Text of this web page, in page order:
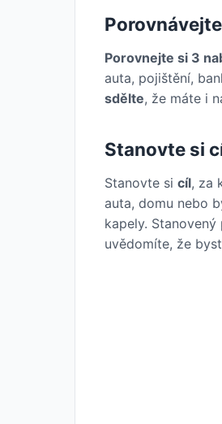
Porovnejte si 3
auta, pojištění,
sdělte, že máte i
Stanovte si
Stanovte si cíl, za
auta, domu nebo
kapely.
uvědomíte, že